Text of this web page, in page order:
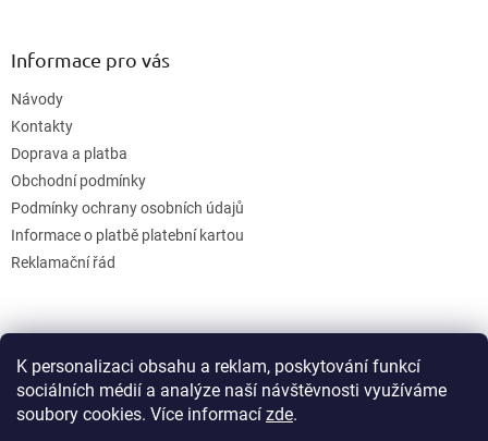
K personalizaci obsahu a reklam, poskytování funkcí
sociálních médií a analýze naší návštěvnosti využíváme
soubory cookies. Více informací zde.
Informace pro vás
Návody
Kontakty
Doprava a platba
Obchodní podmínky
Podmínky ochrany osobních údajů
Informace o platbě platební kartou
Reklamační řád